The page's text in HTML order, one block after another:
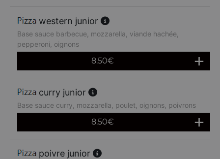
western junior
Base sauce barbecue, mozzarella, viande hachée,
pepperoni, oignons
8.50€
curry junior
Base sauce curry, mozzarella, poulet, oignons, poivrons
8.50€
poivre junior